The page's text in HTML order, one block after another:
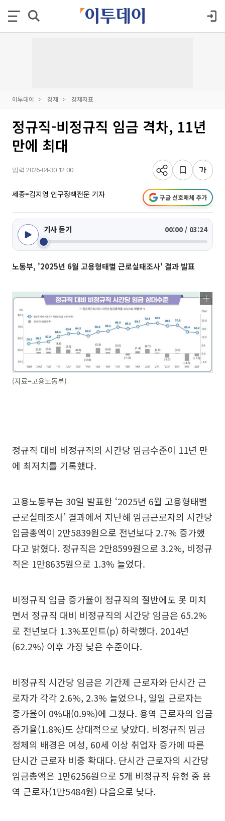
이투데이 경제 경제지표
정규직-비정규직 임금 격차, 11년
만에 최대
입력 2026-04-30 12:00
세종=김지영 인구정책전문 기자 구글 선호매체 추가
기사 듣기 00:00 / 03:24
노동부, '2025년 6월 고용형태별 근로실태조사' 결과 발표
(자료=고용노동부)
정규직 대비 비정규직의 시간당 임금수준이 11년 만
에 최저치를 기록했다.
고용노동부는 30일 발표한 ‘2025년 6월 고용형태별
근로실태조사’ 결과에서 지난해 임금근로자의 시간당
임금총액이 2만5839원으로 전년보다 2.7% 증가했
다고 밝혔다. 정규직은 2만8599원으로 3.2%, 비정규
직은 1만8635원으로 1.3% 늘었다.
비정규직 임금 증가율이 정규직의 절반에도 못 미치
면서 정규직 대비 비정규직의 시간당 임금은 65.2%
로 전년보다 1.3%포인트(p) 하락했다. 2014년
(62.2%) 이후 가장 낮은 수준이다.
비정규직 시간당 임금은 기간제 근로자와 단시간 근
로자가 각각 2.6%, 2.3% 늘었으나, 일일 근로자는
증가율이 0%대(0.9%)에 그쳤다. 용역 근로자의 임금
증가율(1.8%)도 상대적으로 낮았다. 비정규직 임금
정체의 배경은 여성, 60세 이상 취업자 증가에 따른
단시간 근로자 비중 확대다. 단시간 근로자의 시간당
임금총액은 1만6256원으로 5개 비정규직 유형 중 용
역 근로자(1만5484원) 다음으로 낮다.